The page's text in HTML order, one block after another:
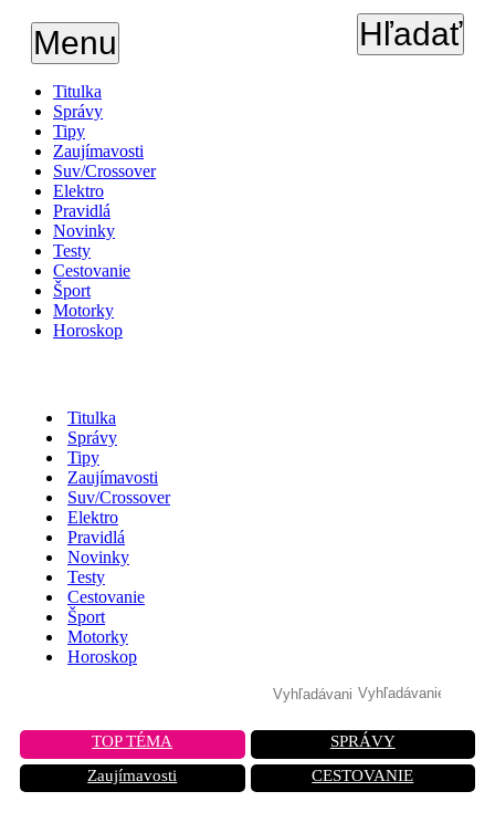
Menu Hľadať
Titulka
Správy
Tipy
Zaujímavosti
Suv/Crossover
Elektro
Pravidlá
Novinky
Testy
Cestovanie
Šport
Motorky
Horoskop
Titulka
Správy
Tipy
Zaujímavosti
Suv/Crossover
Elektro
Pravidlá
Novinky
Testy
Cestovanie
Šport
Motorky
Horoskop
TOP TÉMA
SPRÁVY
Zaujímavosti
CESTOVANIE